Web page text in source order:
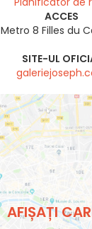
ACCES
Metro 8 Filles du
SITE-UL
AFIȘAȚI